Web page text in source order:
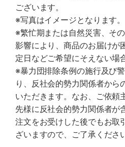
ございます。
※写真はイメージとなります。
※繁忙期または自然災害、そ
影響により、商品のお届けが
定日などご希望にそえない場
※暴力団排除条例の施行及び
り、反社会的勢力関係者から
いただきます。なお、ご依頼
先様に反社会的勢力関係者が
注文をお受けした後でもお取
ざいますので、ご了承くださ